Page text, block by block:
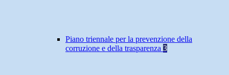
Piano triennale per la prevenzione della
corruzione e della trasparenza 3